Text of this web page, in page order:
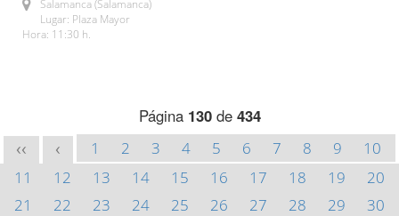
Salamanca (Salamanca)
Lugar: Plaza Mayor
Hora: 11:30 h.
Página 130de 434
<< < 1 2 3 4 5 6 7 8 9
10
11
12 13 14 15 16 17 18 19
20
21
22 23 24 25 26 27 28 29
30